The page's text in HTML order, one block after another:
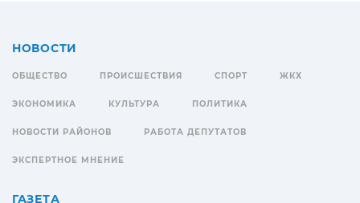
НОВОСТИ
ОБЩЕСТВО ПРОИСШЕСТВИЯ СПОРТ ЖКХ
ЭКОНОМИКА КУЛЬТУРА ПОЛИТИКА
НОВОСТИ РАЙОНОВ РАБОТА ДЕПУТАТОВ
ЭКСПЕРТНОЕ МНЕНИЕ
ГАЗЕТА